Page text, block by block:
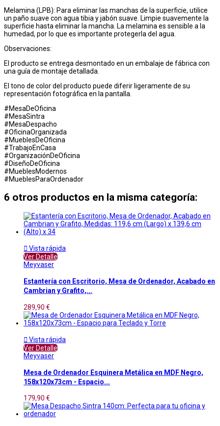
Melamina (LPB): Para eliminar las manchas de la superficie, utilice
un paño suave con agua tibia y jabón suave. Limpie suavemente la
superficie hasta eliminar la mancha. La melamina es sensible a la
humedad, por lo que es importante protegerla del agua.
Observaciones:
El producto se entrega desmontado en un embalaje de fábrica con
una guía de montaje detallada.
El tono de color del producto puede diferir ligeramente de su
representación fotográfica en la pantalla.
#MesaDeOficina
#MesaSintra
#MesaDespacho
#OficinaOrganizada
#MueblesDeOficina
#TrabajoEnCasa
#OrganizaciónDeOficina
#DiseñoDeOficina
#MueblesModernos
#MueblesParaOrdenador
6 otros productos en la misma categoría:
 Vista rápida
Ver Detalle
Meyvaser
Estantería con Escritorio, Mesa de Ordenador, Acabado en
Cambrian y Grafito,...
289,90 €
 Vista rápida
Ver Detalle
Meyvaser
Mesa de Ordenador Esquinera Metálica en MDF Negro,
158x120x73cm - Espacio...
179,90 €